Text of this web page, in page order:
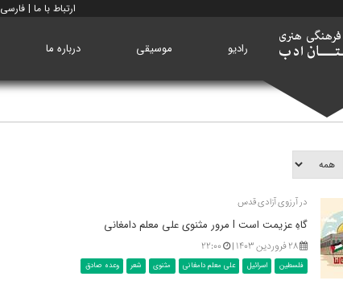
ارتباط با ما | فارسی
رادیو موسیقی درباره ما
در آرزوی آزادی قدس
گاهِ عزیمت است l مرور مثنوی علی معلم دامغانی
۲۸ فروردین ۱۴۰۳ | ۲۲:۰۰
فلسطین اسرائیل علی معلم دامغانی مثنوی شعر وعده صادق